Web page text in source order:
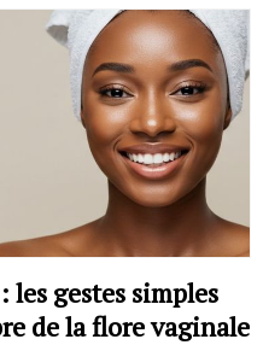
gestes simples
de la flore vaginale